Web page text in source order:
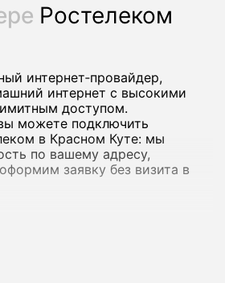
Ростелеком
интернет‑провайдер,
интернет с высокими
доступом.
можете подключить
в Красном Куте: мы
по вашему адресу,
заявку без визита в